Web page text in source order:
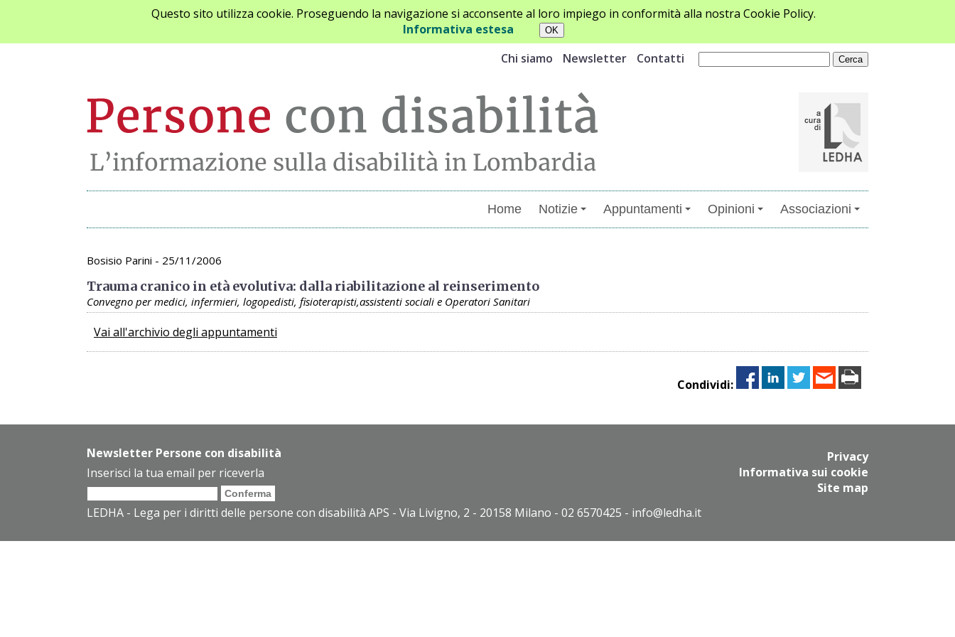
Questo sito utilizza cookie. Proseguendo la navigazione si acconsente al loro impiego in conformità alla nostra Cookie Policy.
Informativa estesa
Chi siamo
Newsletter Contatti
Home Notizie Appuntamenti Opinioni Associazioni
Archivio appuntamenti
Bosisio Parini - 25/11/2006
Trauma cranico in età evolutiva: dalla riabilitazione al reinserimento
Convegno per medici, infermieri, logopedisti, fisioterapisti,assistenti sociali e Operatori Sanitari
Vai all'archivio degli appuntamenti
Condividi:
Newsletter Persone con disabilità
Inserisci la tua email per riceverla
Privacy
Informativa sui cookie
Site map
LEDHA - Lega per i diritti delle persone con disabilità APS - Via Livigno, 2 - 20158 Milano - 02 6570425 - info@ledha.it